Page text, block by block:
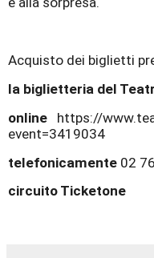
Acquisto dei biglietti
la biglietteria del
online https://
event=3419034
telefonicamente 02
circuito Ticketone